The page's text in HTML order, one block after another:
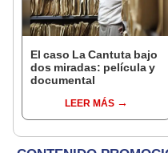
El caso La Cantuta bajo
dos miradas: película y
documental
LEER MÁS